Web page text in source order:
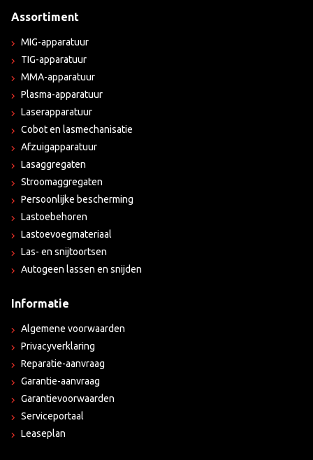
Assortiment
MIG-apparatuur
TIG-apparatuur
MMA-apparatuur
Plasma-apparatuur
Laserapparatuur
Cobot en lasmechanisatie
Afzuigapparatuur
Lasaggregaten
Stroomaggregaten
Persoonlijke bescherming
Lastoebehoren
Lastoevoegmateriaal
Las- en snijtoortsen
Autogeen lassen en snijden
Informatie
Algemene voorwaarden
Privacyverklaring
Reparatie-aanvraag
Garantie-aanvraag
Garantievoorwaarden
Serviceportaal
Leaseplan